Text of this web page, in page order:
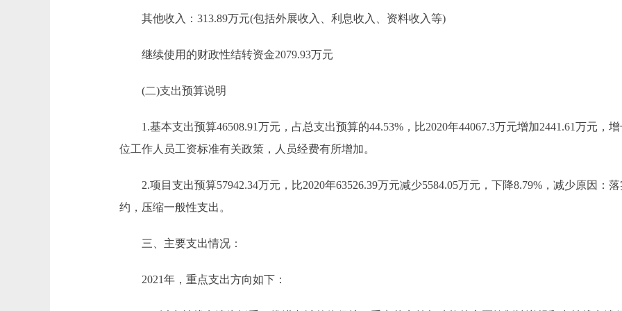
其他收入：313.89万元(包括外展收入、利息收入、资料收入等)
继续使用的财政性结转资金2079.93万元
(二)支出预算说明
1.基本支出预算46508.91万元，占总支出预算的44.53%，比2020年44067.3万元增加2441.61万元，
位工作人员工资标准有关政策，人员经费有所增加。
2.项目支出预算57942.34万元，比2020年63526.39万元减少5584.05万元，下降8.79%，减少原因：
约，压缩一般性支出。
三、主要支出情况：
2021年，重点支出方向如下：